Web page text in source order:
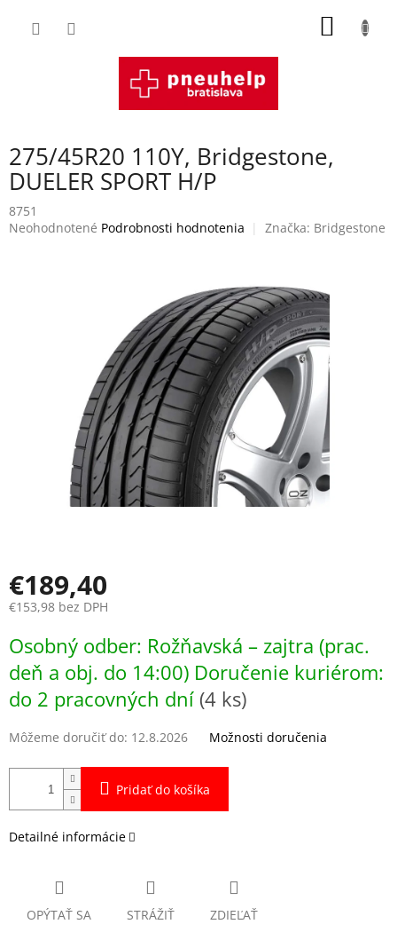
275/45R20 110Y, Bridgestone,
DUELER SPORT H/P
8751
Priemerné
Neohodnotené Podrobnosti hodnotenia Značka: Bridgestone
€189,40
€153,98 bez DPH
cena:
Osobný odber: Rožňavská – zajtra (prac.
deň a obj. do 14:00) Doručenie kuriérom:
do 2 pracovných dní (4 ks)
Môžeme doručiť do: 12.8.2026 Možnosti doručenia
Pridať do košíka
Detailné informácie
OPÝTAŤ SA STRÁŽIŤ ZDIEĽAŤ